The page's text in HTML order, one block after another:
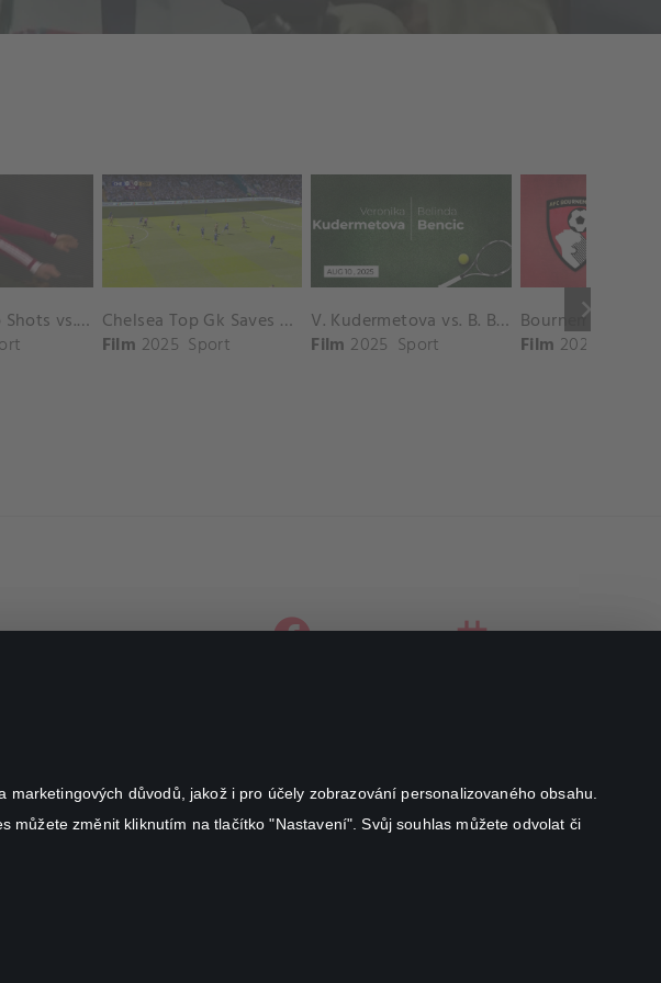
důvodů, jakož i pro účely zobrazování personalizovaného obsahu.
změnit kliknutím na tlačítko "Nastavení". Svůj souhlas můžete odvolat či
keyboard_arrow_right
Liverpool Top Shots vs. Fulham
Chelsea Top Gk Saves vs. Crystal Palace
Film 2025 Sport
V. Kudermetova vs. B. Bencic Match Highlights - CINCINNATI_Champions Court ( August 10, 2025)
Film 2025 Sport Film 2025
facebookinstagram
Canal+ Luxembourg S. à r.l. se sídlem Rue Albert Borschette 4,